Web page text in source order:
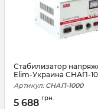
Стабилизатор
Elim-Украина СНАП-
Артикул: СНАП-1000
5 688 грн.